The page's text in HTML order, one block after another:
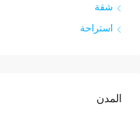
شقة
استراحة
المدن